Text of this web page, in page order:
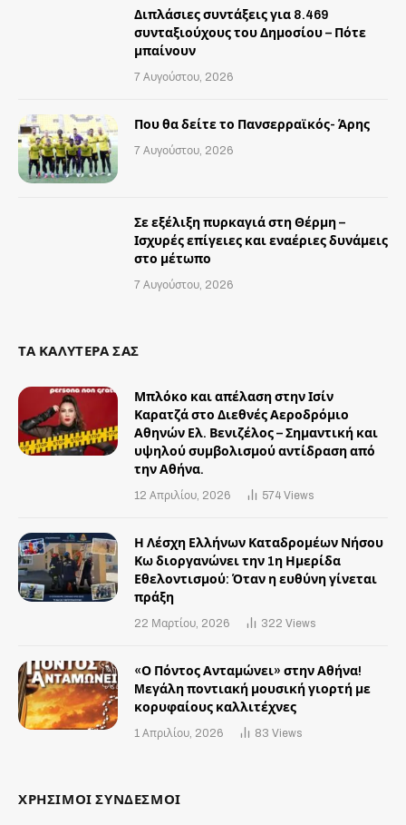
Διπλάσιες συντάξεις για 8.469
συνταξιούχους του Δημοσίου – Πότε
μπαίνουν
7 Αυγούστου, 2026
Που θα δείτε το Πανσερραϊκός- Άρης
7 Αυγούστου, 2026
Σε εξέλιξη πυρκαγιά στη Θέρμη –
Ισχυρές επίγειες και εναέριες δυνάμεις
στο μέτωπο
7 Αυγούστου, 2026
ΤΑ ΚΑΛΥΤΕΡΑ ΣΑΣ
Μπλόκο και απέλαση στην Ισίν
Καρατζά στο Διεθνές Αεροδρόμιο
Αθηνών Ελ. Βενιζέλος – Σημαντική και
υψηλού συμβολισμού αντίδραση από
την Αθήνα.
12 Απριλίου, 2026 574 Views
Η Λέσχη Ελλήνων Καταδρομέων Νήσου
Κω διοργανώνει την 1η Ημερίδα
Εθελοντισμού: Όταν η ευθύνη γίνεται
πράξη
22 Μαρτίου, 2026 322 Views
«Ο Πόντος Ανταμώνει» στην Αθήνα!
Mεγάλη ποντιακή μουσική γιορτή με
κορυφαίους καλλιτέχνες
1 Απριλίου, 2026 83 Views
ΧΡΗΣΙΜΟΙ ΣΥΝΔΕΣΜΟΙ